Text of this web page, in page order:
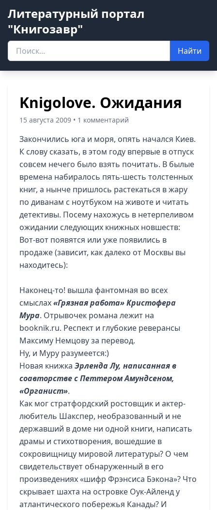
Литературный портал
"Книгозавр"
Найти
Knigolove. Ожидания
15 августа 2009 • 1 комментарий
Закончились юга и моря, опять начался Киев.
К слову сказать, в этом году впервые в отпуск
совсем нечего было взять почитать. В былые
времена набиралось пять-шесть толстенных
книг, а нынче пришлось растекаться в жару
по диванам с ноутбуком на животе и читать
детективы. Посему нахожусь в нетерпеливом
ожидании следующих книжных новшеств:
Вот-вот появятся или уже появились в
продаже (зависит, как далеко от Москвы вы
находитесь):
Наконец-то! вышла фантомная во всех
смыслах«Грязная работа» Кристофера
Мура. Отрывочек романа лежит на
booknik.ru. Респект и глубокие реверансы
Максиму Немцову за перевод.
Ну, и Муру разумеется:)
Новая книжка Эрленда Лу, написанная в
соавторстве с Петтером Амундсеном,
«Органист».
Как мог стратфордский ростовщик и актер-
любитель Шакспер, необразованный и не
державший в доме ни одной книги, написать
драмы и стихотворения, вошедшие в
сокровищницу мировой литературы? О чем
свидетельствует обнаруженный в его
произведениях «шифр Фрэнсиса Бэкона»? Что
скрывает шахта на островке Оук-Айленд у
атлантического побережья Канады? И